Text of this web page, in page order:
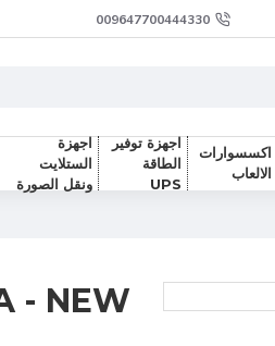
009647700444330
اكسسوارات
الالعاب
اجهزة توفير
الطاقة
UPS
اجهزة
الستلايت
ونقل الصورة
- NEW